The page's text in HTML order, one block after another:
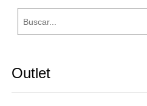
Outlet